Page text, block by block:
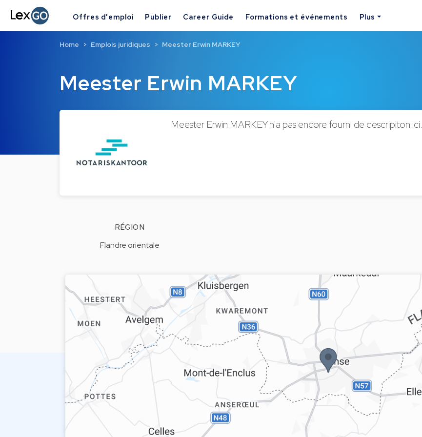
Offres d'emploi Publier Career Guide Formations et événements Plus
Meester Erwin MARKEY
Home Emplois juridiques Meester Erwin MARKEY
Meester Erwin MARKEY n'a pas encore fourni de descripiton ici.
RÉGION
Flandre orientale